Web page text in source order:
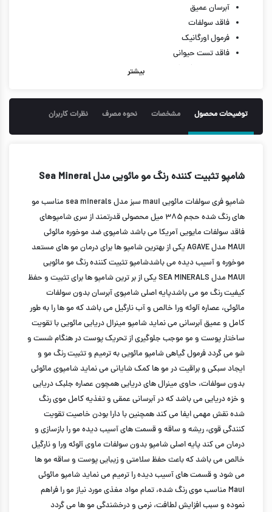
آبرسان عمیق
فاقد سولفات
فرمول اورگانیک
فاقد تست حیوانی
مناسب مو های رنگ شده
افزایش انعطاف پذیری مو
ایجاد حس سبکی در مو ها
حاوی آلوئه ورا به عنوان پایه اصلی
385 میل
بیشتر
توضیحات محصول مشخصات نحوه مصرف نظرات کاربران
شامپو تثبیت کننده رنگ مو مائویی مدل Sea Mineral
شامپو فری سولفات مائویی maui سبز مدل sea minerals مناسب مو
های رنگ شده حجم ۳۸۵ میل محصولی قدرتمند از سری شامپوهای
فاقد سولفات مایویی آمریکا می باشد شامپوی ضد موخوره مائوئی
MAUI مدل AGAVE یکی از بهترین شامپو ها برای درمان مو های مستعد
موخوره و آسیب دیده می باشدشامپو تثبیت کننده رنگ مو مائویی
MAUI مدل SEA MINERALS یکی از بر ترین شامپو ها برای تثبیت و حفظ
کیفیت رنگ مو می باشدپایه اصلی شامپوی آبرسان بدون سولفات
مائوئی، عصاره آلوئه ورا خالص و آب نارگیل می باشد که مو ها را به طور
کامل و عمیق آبرسانی می نماید شامپو مینرال دریایی مائویی با تقویت
ساختار پوست و مو موجب جلوگیری از تحریک پوست در هنگام شست و
شو می گردد فرمول گیاهی شامپو مائویی به ترمیم و تثبیت رنگ مو و
ایجاد سبکی و براقیت در مو ها کمک شایانی می نماید شامپوی مائوئی
بدون سولفات، حاوی مینرال های دریایی همچون عصاره جلبک دریایی
و خزه دریایی می باشد که در آبرسانی عمقی و تغذیه کامل موی رنگ
شده نقش مهمی ایفا می کند همچنین با دارا بودن خاصیت تقویت
کنندگی قوی، ریشه و ساقه و قسمت های آسیب دیده مو را بازسازی و
درمان می کند پایه اصلی شامپو بدون سولفات ماوی آلوئه ورا و نارگیل
خالص می باشد که باعث حفظ سلامتی و زیبایی پوست و ساقه مو ها
می شود و قسمت های آسیب دیده را ترمیم می نماید شامپو مائوئی
Maui مناسب موی رنگ شده، تمام مواد مغذی مورد نیاز مو را فراهم
نموده و سبب افزایش لطافت، نرمی و درخشندگی مو ها می گردد